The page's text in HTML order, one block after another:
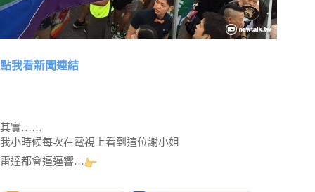
點我看新聞連結
其實……
我小時候每次在電視上看到這位謝小姐
雷達都會逼逼響…